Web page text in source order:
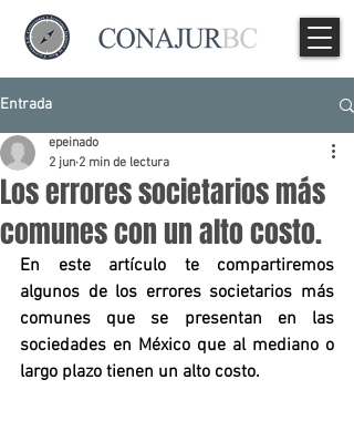
Entrada
Los errores societarios más
comunes con un alto costo.
epeinado
2 jun 2 min de lectura
En este artículo te compartiremos
algunos de los errores societarios más
comunes que se presentan en las
sociedades en México que al mediano o
largo plazo tienen un alto costo.